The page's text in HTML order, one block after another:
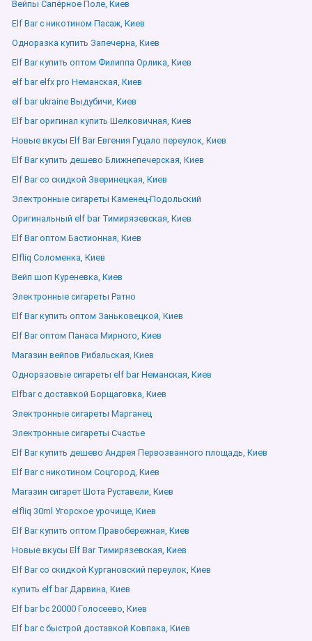
Вейпы Сапёрное Поле, Киев
Elf Bar с никотином Пасаж, Киев
Одноразка купить Запечерна, Киев
Elf Bar купить оптом Филиппа Орлика, Киев
elf bar elfx pro Неманская, Киев
elf bar ukraine Выдубичи, Киев
Elf bar оригинал купить Шелковичная, Киев
Новые вкусы Elf Bar Евгения Гуцало переулок, Киев
Elf Bar купить дешево Ближнепечерская, Киев
Elf Bar со скидкой Зверинецкая, Киев
Электронные сигареты Каменец-Подольский
Оригинальный elf bar Тимирязевская, Киев
Elf Bar оптом Бастионная, Киев
Elfliq Соломенка, Киев
Вейп шоп Куреневка, Киев
Электронные сигареты Ратно
Elf Bar купить оптом Заньковецкой, Киев
Elf Bar оптом Панаса Мирного, Киев
Магазин вейпов Рибальская, Киев
Одноразовые сигареты elf bar Неманская, Киев
Elfbar с доставкой Борщаговка, Киев
Электронные сигареты Марганец
Электронные сигареты Счастье
Elf Bar купить дешево Андрея Первозванного площадь, Киев
Elf Bar с никотином Соцгород, Киев
Магазин сигарет Шота Руставели, Киев
elfliq 30ml Угорское урочище, Киев
Elf Bar купить оптом Правобережная, Киев
Новые вкусы Elf Bar Тимирязевская, Киев
Elf Bar со скидкой Кургановский переулок, Киев
купить elf bar Дарвина, Киев
Elf bar bc 20000 Голосеево, Киев
Elf bar с быстрой доставкой Ковпака, Киев